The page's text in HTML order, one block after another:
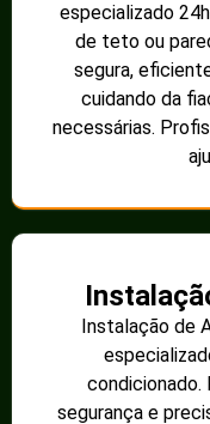
especializado
de teto ou
segura,
cuidando da
necessárias.
Instalação de
condicionado.
segurança e